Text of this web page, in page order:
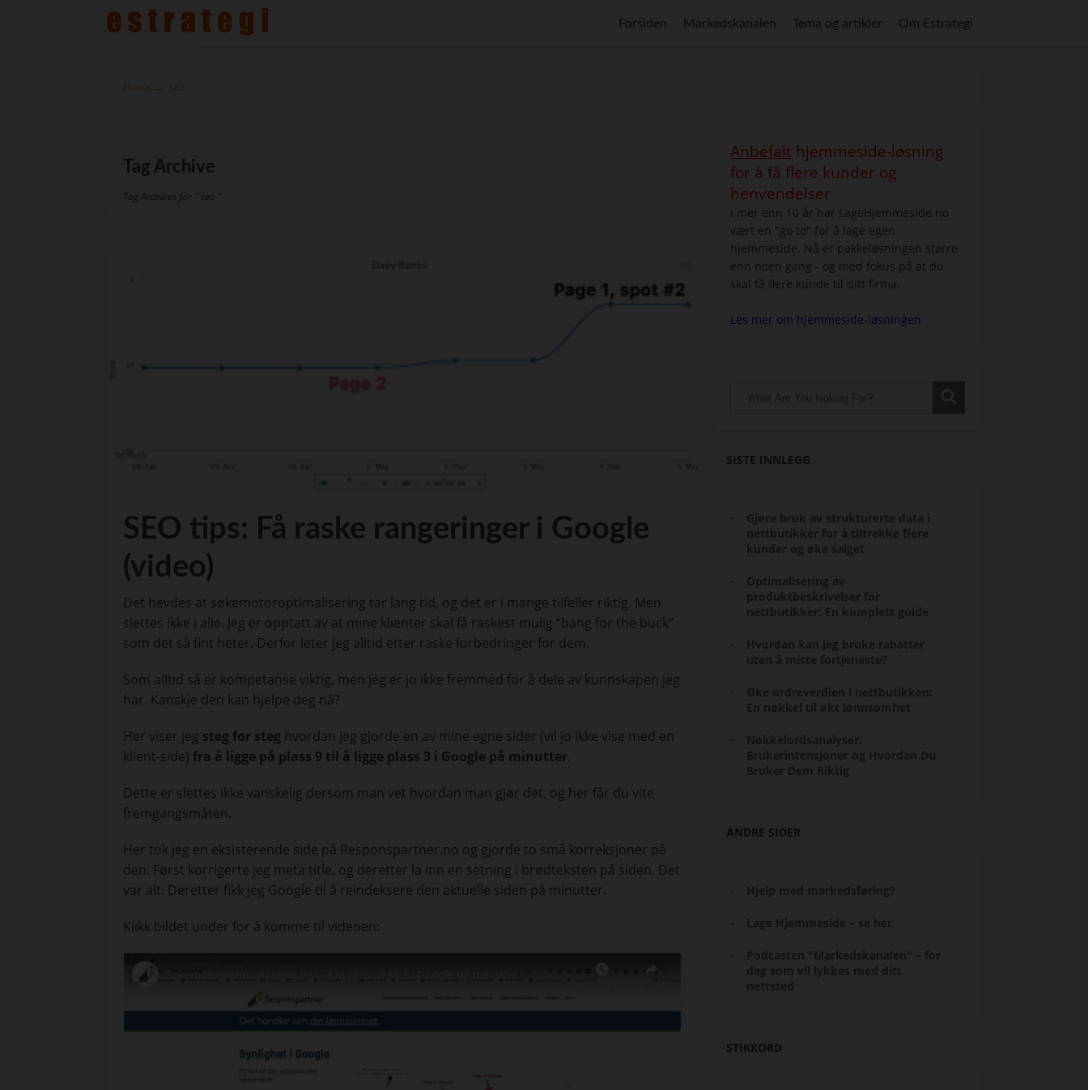
Forsiden Markedskanalen Tema og artikler Om Estrategi
Home →
Tag Archive
Tag Archives for " seo "
SEO tips: Få raske rangeringer i Google
(video)
Det hevdes at søkemotoroptimalisering tar lang tid, og det er i mange tilfeller riktig. Men
slettes ikke i alle. Jeg er opptatt av at mine klienter skal få raskest mulig “bang for the buck”
som det så fint heter. Derfor leter jeg alltid etter raske forbedringer for dem.
Som alltid så er kompetanse viktig, men jeg er jo ikke fremmed for å dele av kunnskapen jeg
har. Kanskje den kan hjelpe deg nå?
Her viser jeg steg for steg hvordan jeg gjorde en av mine egne sider (vil jo ikke vise med en
klient-side) fra å ligge på plass 9 til å ligge plass 3 i Google på minutter.
Dette er slettes ikke vanskelig dersom man vet hvordan man gjør det, og her får du vite
fremgangsmåten.
Her tok jeg en eksisterende side på Responspartner.no og gjorde to små korreksjoner på
den. Først korrigerte jeg meta title, og deretter la inn en setning i brødteksten på siden. Det
var alt. Deretter fikk jeg Google til å reindeksere den aktuelle siden på minutter.
Klikk bildet under for å komme til videoen:
Anbefalt hjemmeside-løsning
for å få flere kunder og
henvendelser
I mer enn 10 år har LageHjemmeside.no
vært en "go to" for å lage egen
hjemmeside. Nå er pakkeløsningen større
enn noen gang - og med fokus på at du
skal få flere kunde til ditt firma.
Les mer om hjemmeside-løsningen
SISTE INNLEGG
ANDRE SIDER
STIKKORD